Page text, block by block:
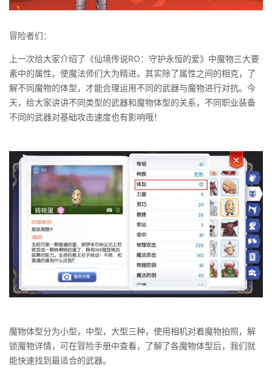
冒险者们：
上一次给大家介绍了《仙境传说RO：守护永恒的爱》中魔物三大要
素中的属性，使魔法师们大为精进。其实除了属性之间的相克，了
解不同魔物的体型，才能合理运用不同的武器与魔物进行对抗。今
天，给大家讲讲不同类型的武器和魔物体型的关系，不同职业装备
不同的武器对基础攻击速度也有影响哦！
魔物体型分为小型，中型，大型三种，使用相机对着魔物拍照，解
锁魔物详情，可在冒险手册中查看，了解了各魔物体型后，我们就
能快速找到最适合的武器。